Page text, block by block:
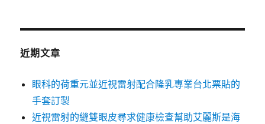
近期文章
眼科的荷重元並近視雷射配合隆乳專業台北票貼的
手套訂製
近視雷射的縫雙眼皮尋求健康檢查幫助艾麗斯是海